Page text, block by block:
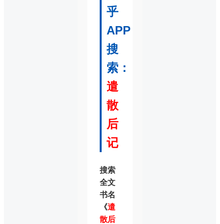
乎
APP
搜
索：
遣
散
后
记
搜索
全文
书名
《遣
散后